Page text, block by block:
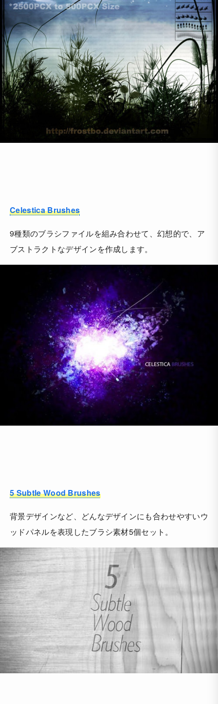
Celestica Brushes
9種類のブラシファイルを組み合わせて、幻想的で、ア
ブストラクトなデザインを作成します。
5 Subtle Wood Brushes
背景デザインなど、どんなデザインにも合わせやすいウ
ッドパネルを表現したブラシ素材5個セット。